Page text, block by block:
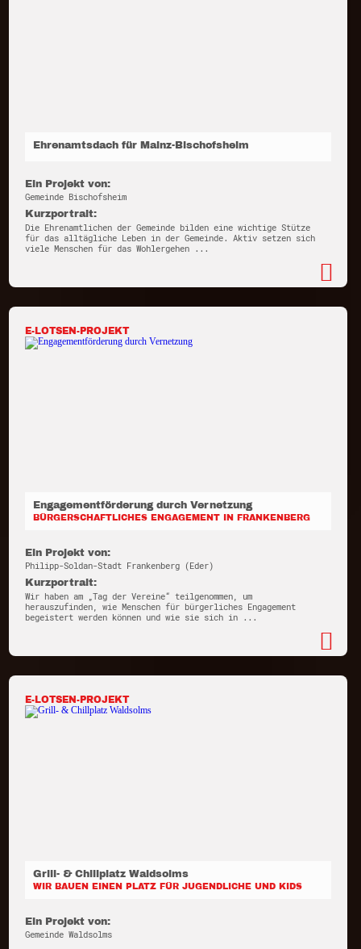
Ehrenamtsdach für Mainz-Bischofsheim
Ein Projekt von:
Gemeinde Bischofsheim
Kurzportrait:
Die Ehrenamtlichen der Gemeinde bilden eine wichtige Stütze
für das alltägliche Leben in der Gemeinde. Aktiv setzen sich
viele Menschen für das Wohlergehen ...
E-LOTSEN-PROJEKT
Engagementförderung durch Vernetzung
BÜRGERSCHAFTLICHES ENGAGEMENT IN FRANKENBERG
Ein Projekt von:
Philipp-Soldan-Stadt Frankenberg (Eder)
Kurzportrait:
Wir haben am „Tag der Vereine“ teilgenommen, um
herauszufinden, wie Menschen für bürgerliches Engagement
begeistert werden können und wie sie sich in ...
E-LOTSEN-PROJEKT
Grill- & Chillplatz Waldsolms
WIR BAUEN EINEN PLATZ FÜR JUGENDLICHE UND KIDS
Ein Projekt von:
Gemeinde Waldsolms